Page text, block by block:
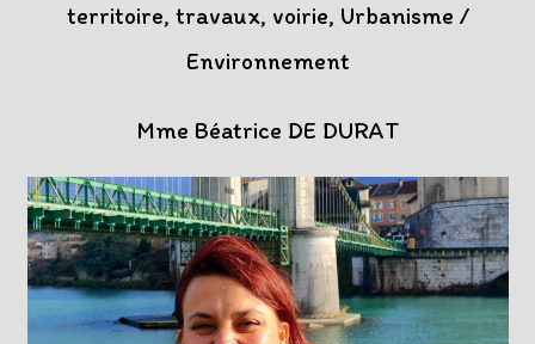
territoire, travaux, voirie, Urbanisme /
Environnement
Mme Béatrice DE DURAT